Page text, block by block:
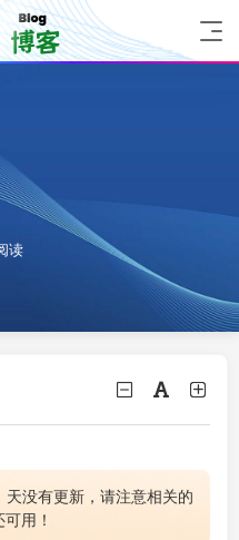
读
天没有更新，请注意相关的
用！